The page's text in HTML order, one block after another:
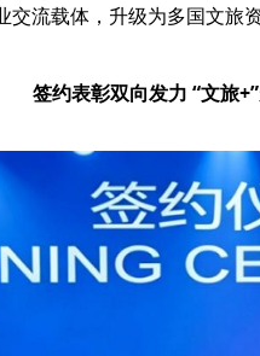
流载体，升级为多国文旅
签约表彰双向发力 “文旅